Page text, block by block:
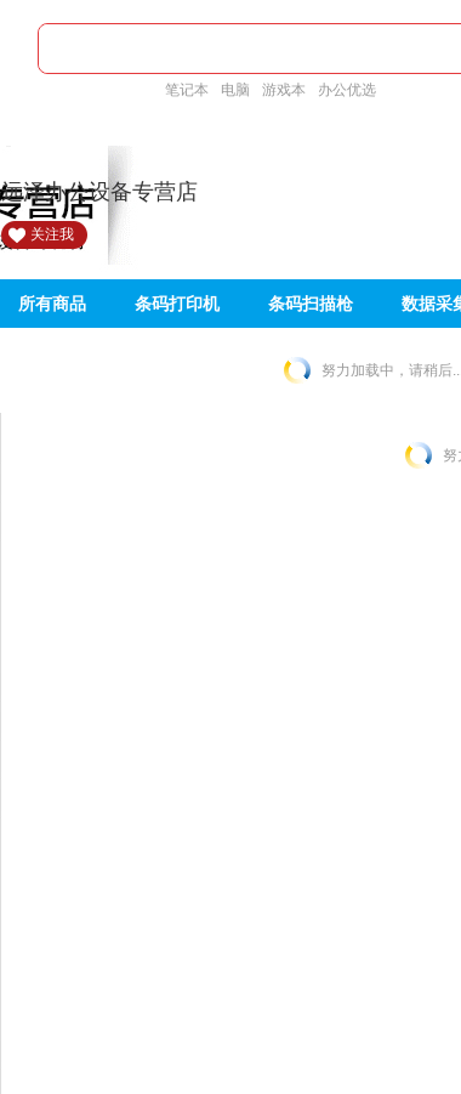
笔记本 电脑 游戏本 办公优选
远泽办公设备专营店
关注我
所有商品 条码打印机 条码扫描枪 数据采
努力加载中，请稍后
努